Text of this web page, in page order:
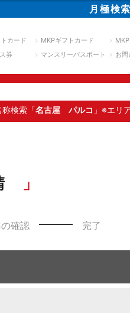
月極検索
カード MKPギフトカード
券
マンスリーパスポート お
検索「名古屋 パルコ 」※エリ
確認 完了